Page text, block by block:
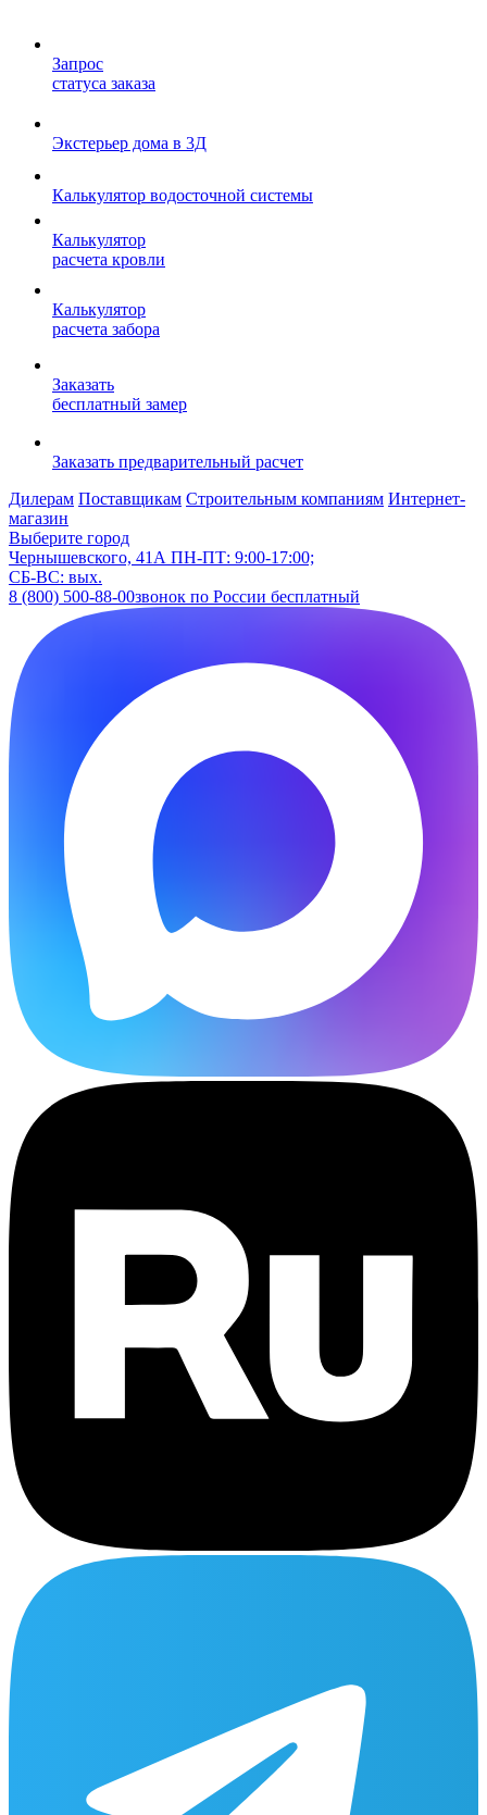
Запрос
статуса заказа
Экстерьер дома в 3Д
Калькулятор водосточной системы
Калькулятор
расчета кровли
Калькулятор
расчета забора
Заказать
бесплатный замер
Заказать предварительный расчет
Дилерам Поставщикам Строительным компаниям Интернет-
магазин
Выберите город
Чернышевского, 41А ПН-ПТ: 9:00-17:00;
СБ-ВС: вых.
8 (800) 500-88-00звонок по России бесплатный